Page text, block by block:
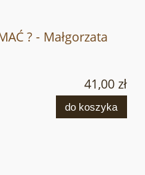
? - Małgorzata
41,00 zł
do koszyka